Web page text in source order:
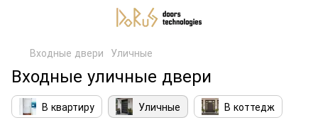
Входные двери Уличные
Входные уличные двери
В квартиру Уличные В коттедж